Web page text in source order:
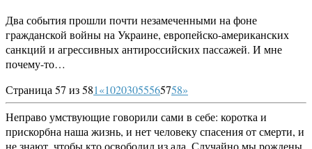
Два события прошли почти незамеченными на фоне
гражданской войны на Украине, европейско-американских
санкций и агрессивных антироссийских пассажей. И мне
почему-то…
Страница 57 из 581«10203055565758»
Неправо умствующие говорили сами в себе: коротка и
прискорбна наша жизнь, и нет человеку спасения от смерти, и
не знают, чтобы кто освободил из ада. Случайно мы рождены